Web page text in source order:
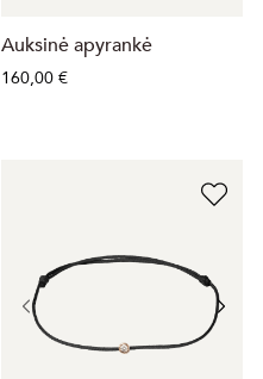
Auksinė apyrankė
160,00 €